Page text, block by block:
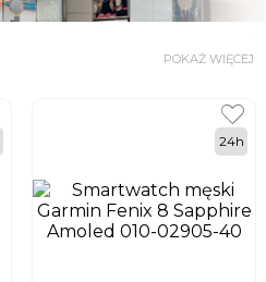
POKAŻ WIĘCEJ
24h